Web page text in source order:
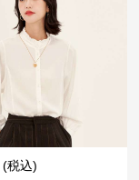
(税込)